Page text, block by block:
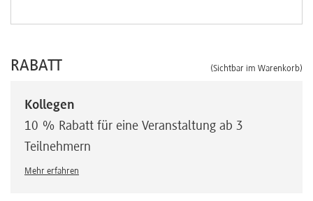
RABATT (Sichtbar im Warenkorb)
Kollegen
10 % Rabatt für eine Veranstaltung ab 3
Teilnehmern
Mehr erfahren